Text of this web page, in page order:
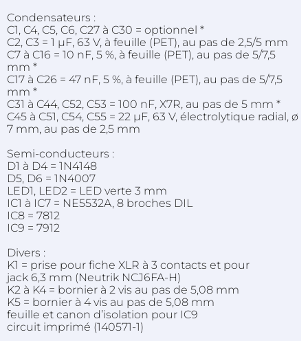
Condensateurs :
C1, C4, C5, C6, C27 à C30 = optionnel *
C2, C3 = 1 µF, 63 V, à feuille (PET), au pas de 2,5/5 mm
C7 à C16 = 10 nF, 5 %, à feuille (PET), au pas de 5/7,5
mm *
C17 à C26 = 47 nF, 5 %, à feuille (PET), au pas de 5/7,5
mm *
C31 à C44, C52, C53 = 100 nF, X7R, au pas de 5 mm *
C45 à C51, C54, C55 = 22 µF, 63 V, électrolytique radial, ø
7 mm, au pas de 2,5 mm
Semi-conducteurs :
D1 à D4 = 1N4148
D5, D6 = 1N4007
LED1, LED2 = LED verte 3 mm
IC1 à IC7 = NE5532A, 8 broches DIL
IC8 = 7812
IC9 = 7912
Divers :
K1 = prise pour fiche XLR à 3 contacts et pour
jack 6,3 mm (Neutrik NCJ6FA-H)
K2 à K4 = bornier à 2 vis au pas de 5,08 mm
K5 = bornier à 4 vis au pas de 5,08 mm
feuille et canon d’isolation pour IC9
circuit imprimé (140571-1)